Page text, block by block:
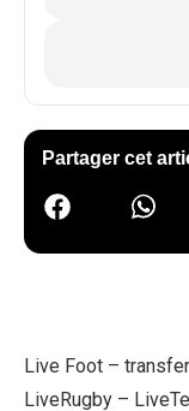
Partager cet
Live Foot –
LiveRugby –